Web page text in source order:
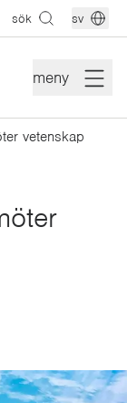
sök sv
meny
vetenskap